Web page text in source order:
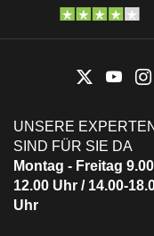
UNSERE EXPERTEN
SIND FÜR SIE DA
Montag - Freitag
12.00 Uhr / 14.00-
Uhr